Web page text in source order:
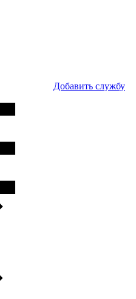
Добавить службу